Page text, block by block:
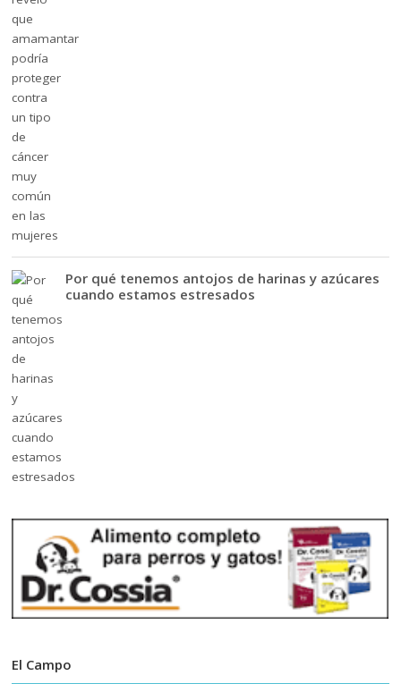
Por qué tenemos antojos de harinas y azúcares
cuando estamos estresados
El Campo